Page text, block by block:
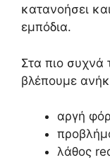
κατανοήσει
εμπόδια.
Στα πιο συχνά
βλέπουμε
αργή
λάθος